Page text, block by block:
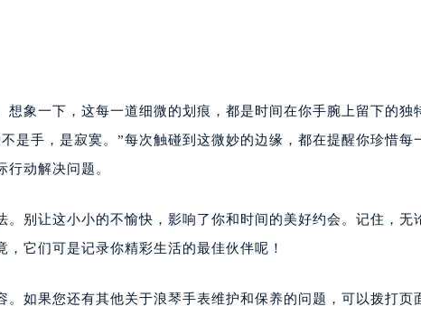
象一下，这每一道细微的划痕，都是时间在你手腕上留下的独
是手，是寂寞。”每次触碰到这微妙的边缘，都在提醒你珍惜每
动解决问题。
别让这小小的不愉快，影响了你和时间的美好约会。记住，无
它们可是记录你精彩生活的最佳伙伴呢！
。如果您还有其他关于浪琴手表维护和保养的问题，可以拨打页